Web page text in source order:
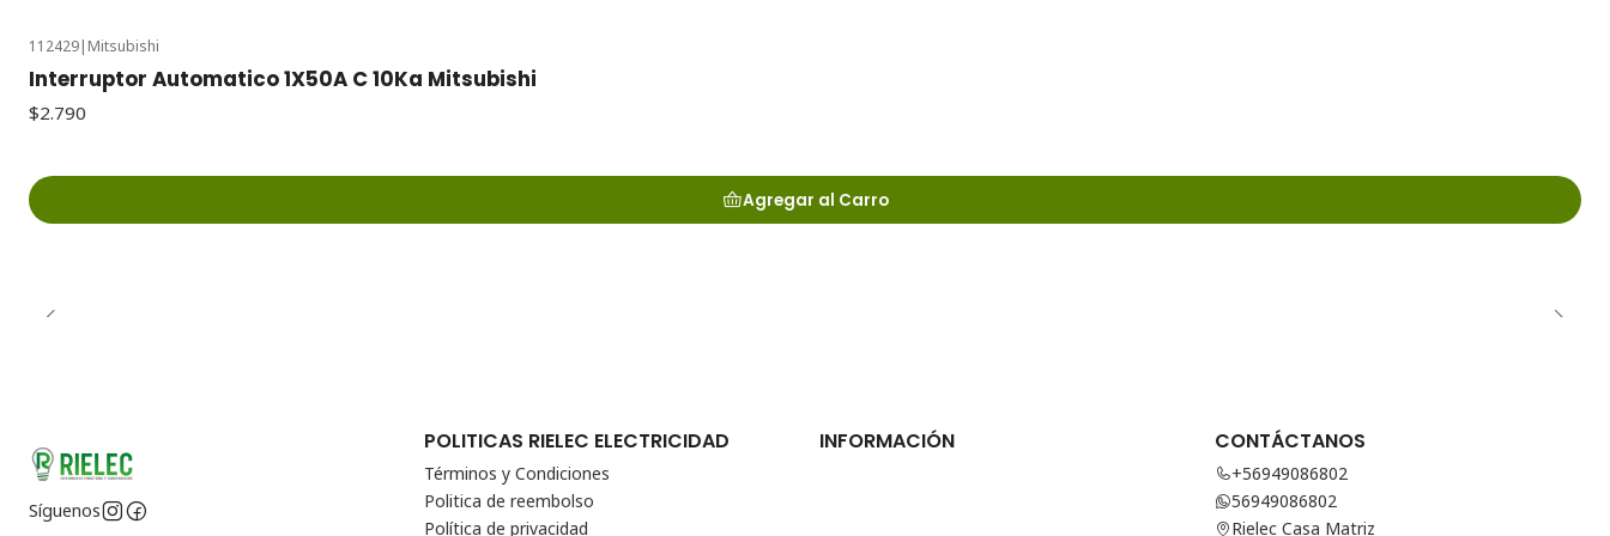
112429| Mitsubishi
Interruptor Automatico 1X50A C 10Ka Mitsubishi
$2.790
Agregar al Carro
Síguenos
POLITICAS RIELEC ELECTRICIDAD
Términos y Condiciones
Politica de reembolso
Política de privacidad
INFORMACIÓN CONTÁCTANOS
+56949086802
56949086802
Rielec Casa Matriz